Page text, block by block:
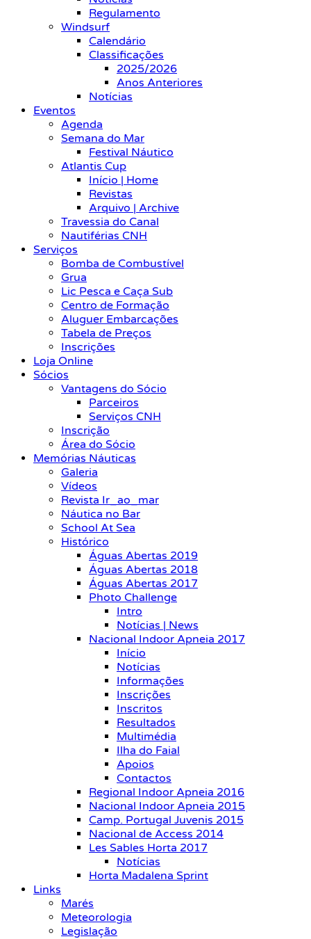
Regulamento
Windsurf
Calendário
Classificações
2025/2026
Anos Anteriores
Notícias
Eventos
Agenda
Semana do Mar
Festival Náutico
Atlantis Cup
Início | Home
Revistas
Arquivo | Archive
Travessia do Canal
Nautiférias CNH
Serviços
Bomba de Combustível
Grua
Lic Pesca e Caça Sub
Centro de Formação
Aluguer Embarcações
Tabela de Preços
Inscrições
Loja Online
Sócios
Vantagens do Sócio
Parceiros
Serviços CNH
Inscrição
Área do Sócio
Memórias Náuticas
Galeria
Vídeos
Revista Ir_ao_mar
Náutica no Bar
School At Sea
Histórico
Águas Abertas 2019
Águas Abertas 2018
Águas Abertas 2017
Photo Challenge
Intro
Notícias | News
Nacional Indoor Apneia 2017
Início
Notícias
Informações
Inscrições
Inscritos
Resultados
Multimédia
Ilha do Faial
Apoios
Contactos
Regional Indoor Apneia 2016
Nacional Indoor Apneia 2015
Camp. Portugal Juvenis 2015
Nacional de Access 2014
Les Sables Horta 2017
Notícias
Horta Madalena Sprint
Links
Marés
Meteorologia
Legislação